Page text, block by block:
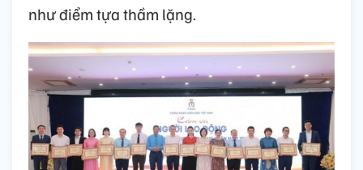
như điểm tựa thầm lặng.